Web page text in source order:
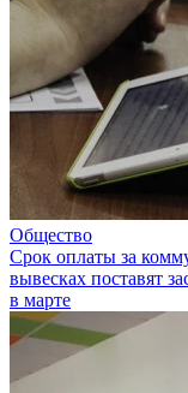
Общество
Срок оплаты за
вывесках поставят
в марте